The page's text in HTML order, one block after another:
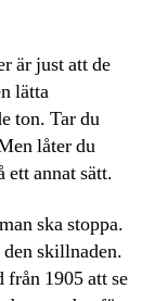
är just att de
lätta
ton. Tar du
låter du
ett annat sätt.
ska stoppa.
skillnaden.
från 1905 att se